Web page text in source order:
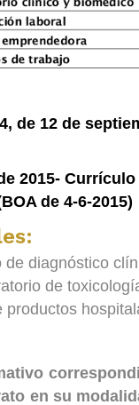
de 12 de
2015-
de 4-6-2015)
diagnóstico
de
productos
en su